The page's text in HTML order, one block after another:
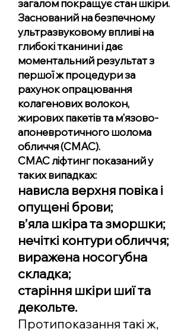
загалом покращує стан шкіри.
Заснований на безпечному
ультразвуковому впливі на
глибокі тканини і дає
моментальний результат з
першої ж процедури за
рахунок опрацювання
колагенових волокон,
жирових пакетів та м’язово-
апоневротичного шолома
обличчя (СМАС).
СМАС ліфтинг показаний у
таких випадках:
нависла верхня повіка і
опущені брови;
в’яла шкіра та зморшки;
нечіткі контури обличчя;
виражена носогубна
складка;
старіння шкіри шиї та
декольте.
Протипоказання такі ж,